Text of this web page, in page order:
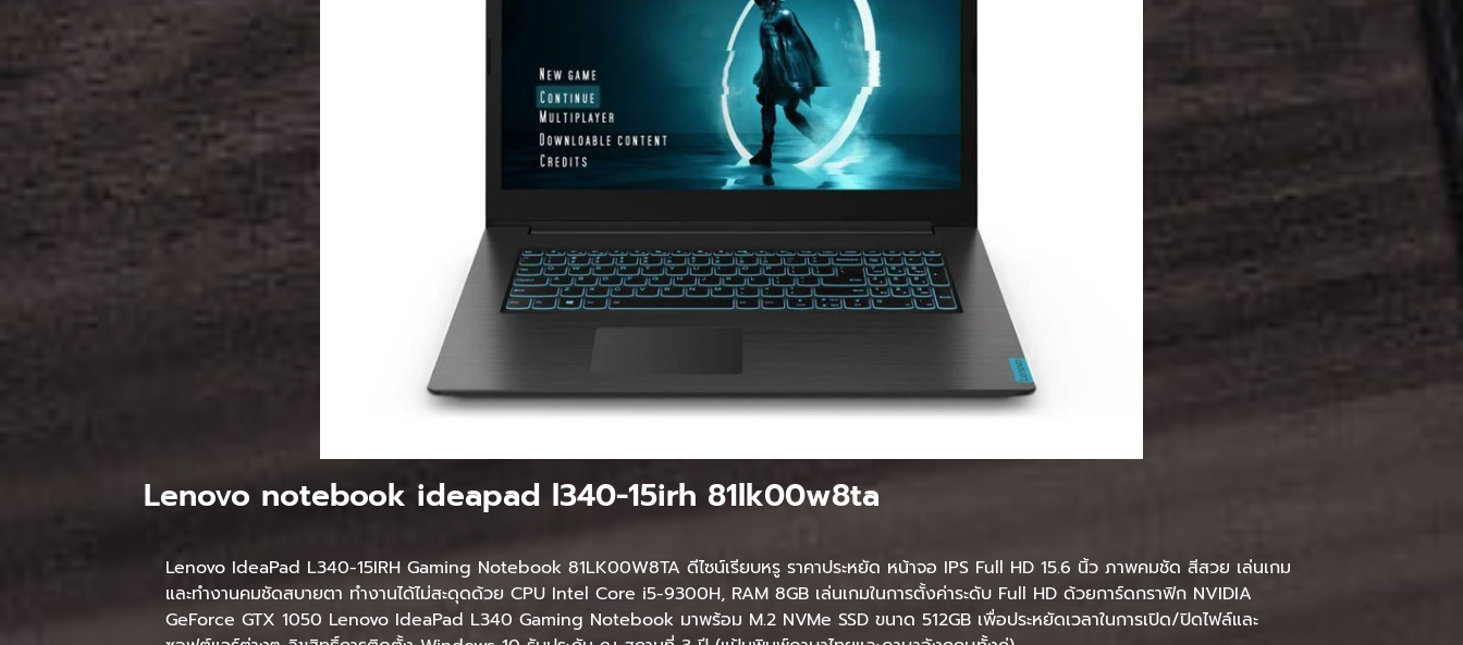
Lenovo notebook ideapad l340-15irh 81lk00w8ta
Lenovo IdeaPad L340-15IRH Gaming Notebook 81LK00W8TA ดีไซน์เรียบหรู ราคาประหยัด หน้าจอ IPS Full HD 15.6 นิ้ว ภาพคมชัด สีสวย เล่นเกม
และทำงานคมชัดสบายตา ทำงานได้ไม่สะดุดด้วย CPU Intel Core i5-9300H, RAM 8GB เล่นเกมในการตั้งค่าระดับ Full HD ด้วยการ์ดกราฟิก NVIDIA
GeForce GTX 1050 Lenovo IdeaPad L340 Gaming Notebook มาพร้อม M.2 NVMe SSD ขนาด 512GB เพื่อประหยัดเวลาในการเปิด/ปิดไฟล์และ